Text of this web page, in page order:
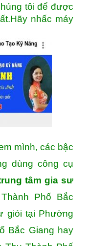
tôi để được
nhấc máy
mình, các bậc
dùng công cụ
tâm gia sư
Phố Bắc
giỏi tại Phường
Bắc Giang hay